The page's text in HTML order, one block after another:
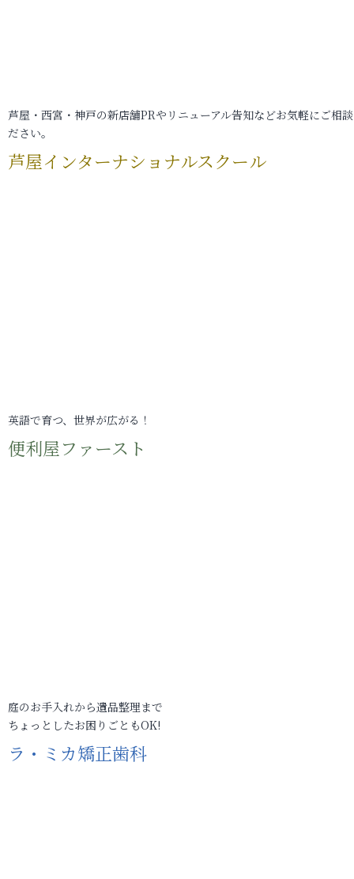
芦屋・西宮・神戸の新店舗PRやリニューアル告知などお気軽にご相
ださい。
芦屋インターナショナルスクール
英語で育つ、世界が広がる！
便利屋ファースト
庭のお手入れから遺品整理まで
ちょっとしたお困りごともOK!
ラ・ミカ矯正歯科